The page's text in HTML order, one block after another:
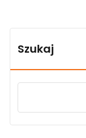
Szukaj